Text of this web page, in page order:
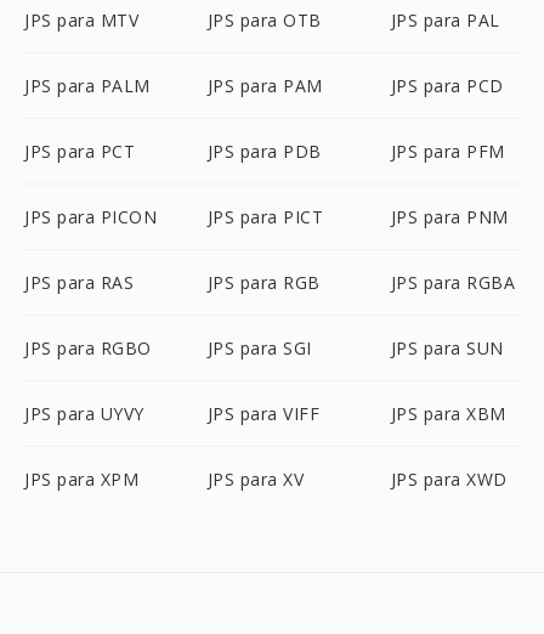
JPS para MTV JPS para OTB JPS para PAL
JPS para PALM JPS para PAM JPS para PCD
JPS para PCT JPS para PDB JPS para PFM
JPS para PICON JPS para PICT JPS para PNM
JPS para RAS JPS para RGB JPS para RGBA
JPS para RGBO JPS para SGI JPS para SUN
JPS para UYVY JPS para VIFF JPS para XBM
JPS para XPM JPS para XV JPS para XWD